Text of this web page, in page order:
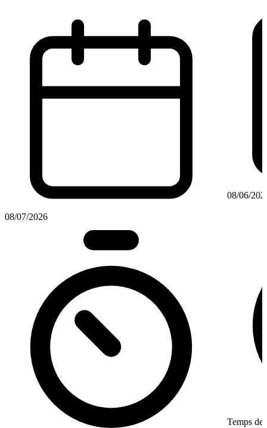
08/07/2026
08/06/
Temps de